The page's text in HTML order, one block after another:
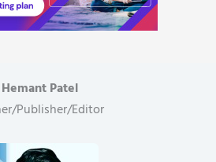
Hemant Patel
Publisher/Editor